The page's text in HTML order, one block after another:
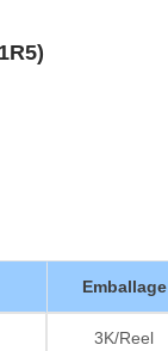
Emballage
3K/Reel